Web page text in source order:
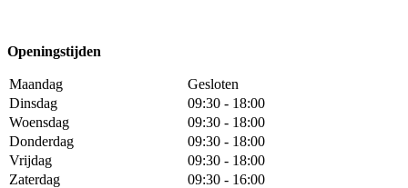
Openingstijden
Maandag
Gesloten
Dinsdag
09:30 - 18:00
Woensdag
09:30 - 18:00
Donderdag
09:30 - 18:00
Vrijdag
09:30 - 18:00
Zaterdag
09:30 - 16:00